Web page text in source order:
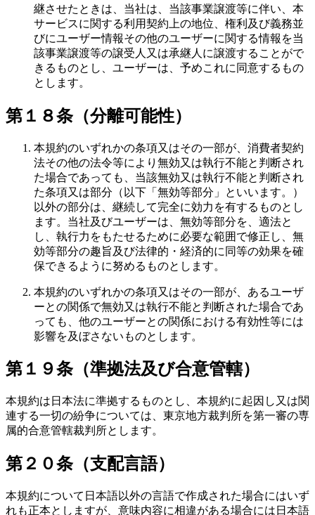
継させたときは、当社は、当該事業譲渡等に伴い、本
サービスに関する利用契約上の地位、権利及び義務並
びにユーザー情報その他のユーザーに関する情報を当
該事業譲渡等の譲受人又は承継人に譲渡することがで
きるものとし、ユーザーは、予めこれに同意するもの
とします。
第１８条（分離可能性）
本規約のいずれかの条項又はその一部が、消費者契約
法その他の法令等により無効又は執行不能と判断され
た場合であっても、当該無効又は執行不能と判断され
た条項又は部分（以下「無効等部分」といいます。）
以外の部分は、継続して完全に効力を有するものとし
ます。当社及びユーザーは、無効等部分を、適法と
し、執行力をもたせるために必要な範囲で修正し、無
効等部分の趣旨及び法律的・経済的に同等の効果を確
保できるように努めるものとします。
本規約のいずれかの条項又はその一部が、あるユーザ
ーとの関係で無効又は執行不能と判断された場合であ
っても、他のユーザーとの関係における有効性等には
影響を及ぼさないものとします。
第１９条（準拠法及び合意管轄）
本規約は日本法に準拠するものとし、本規約に起因し又は関
連する一切の紛争については、東京地方裁判所を第一審の専
属的合意管轄裁判所とします。
第２０条（支配言語）
本規約について日本語以外の言語で作成された場合にはいず
れも正本としますが、意味内容に相違がある場合には日本語